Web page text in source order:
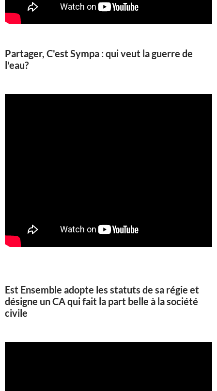
Partager, C'est Sympa : qui veut la guerre de
l'eau?
Est Ensemble adopte les statuts de sa régie et
désigne un CA qui fait la part belle à la société
civile